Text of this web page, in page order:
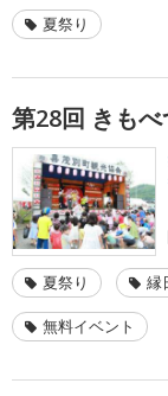
夏祭り
第28回 きもべ
夏祭り 縁
無料イベント